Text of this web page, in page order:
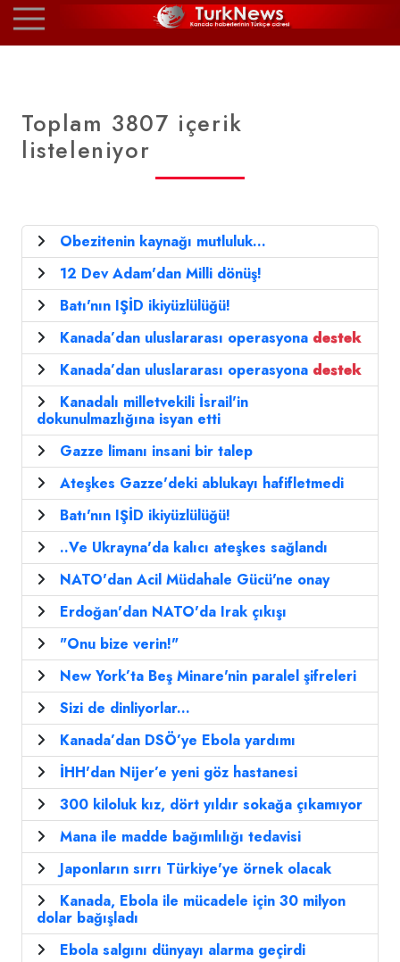
Toplam 3807 içerik
listeleniyor
Obezitenin kaynağı mutluluk...
12 Dev Adam'dan Milli dönüş!
Batı'nın IŞİD ikiyüzlülüğü!
Kanada’dan uluslararası operasyona destek
Kanada’dan uluslararası operasyona destek
Kanadalı milletvekili İsrail'in
dokunulmazlığına isyan etti
Gazze limanı insani bir talep
Ateşkes Gazze'deki ablukayı hafifletmedi
Batı'nın IŞİD ikiyüzlülüğü!
..Ve Ukrayna'da kalıcı ateşkes sağlandı
NATO'dan Acil Müdahale Gücü'ne onay
Erdoğan'dan NATO'da Irak çıkışı
"Onu bize verin!"
New York’ta Beş Minare'nin paralel şifreleri
Sizi de dinliyorlar...
Kanada’dan DSÖ’ye Ebola yardımı
İHH'dan Nijer’e yeni göz hastanesi
300 kiloluk kız, dört yıldır sokağa çıkamıyor
Mana ile madde bağımlılığı tedavisi
Japonların sırrı Türkiye'ye örnek olacak
Kanada, Ebola ile mücadele için 30 milyon
dolar bağışladı
Ebola salgını dünyayı alarma geçirdi